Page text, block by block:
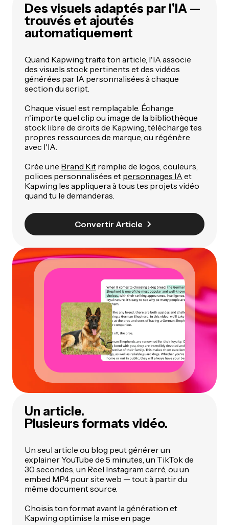
Des visuels adaptés par l'IA —
trouvés et ajoutés
automatiquement
Quand Kapwing traite ton article, l'IA associe
des visuels stock pertinents et des vidéos
générées par IA personnalisées à chaque
section du script.
Chaque visuel est remplaçable. Échange
n'importe quel clip ou image de la bibliothèque
stock libre de droits de Kapwing, télécharge tes
propres ressources de marque, ou régénère
avec l'IA.
Crée une Brand Kit remplie de logos, couleurs,
polices personnalisées et personnages IA et
Kapwing les appliquera à tous tes projets vidéo
quand tu le demanderas.
Convertir Article
Un article.
Plusieurs formats vidéo.
Un seul article ou blog peut générer un
explainer YouTube de 5 minutes, un TikTok de
30 secondes, un Reel Instagram carré, ou un
embed MP4 pour site web — tout à partir du
même document source.
Choisis ton format avant la génération et
Kapwing optimise la mise en page